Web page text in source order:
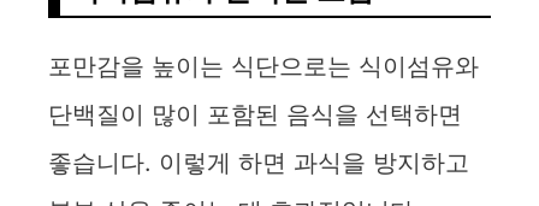
포만감을 높이는 식단으로는 식이섬유와
단백질이 많이 포함된 음식을 선택하면
좋습니다. 이렇게 하면 과식을 방지하고